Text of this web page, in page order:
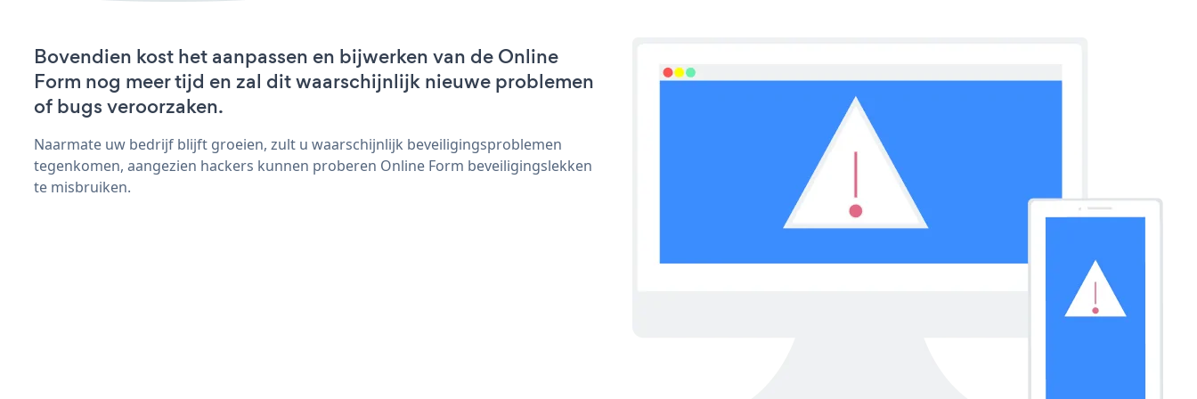
Bovendien kost het aanpassen en bijwerken van de Online
Form nog meer tijd en zal dit waarschijnlijk nieuwe problemen
of bugs veroorzaken.
Naarmate uw bedrijf blijft groeien, zult u waarschijnlijk beveiligingsproblemen
tegenkomen, aangezien hackers kunnen proberen Online Form beveiligingslekken
te misbruiken.